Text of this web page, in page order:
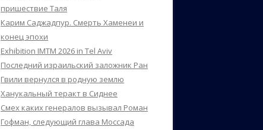
пришествие Таля
Карим Саджадпур. Смерть Хаменеи и
конец эпохи
Exhibition IMTM 2026 in Tel Aviv
Последний израильский заложник Ран
Гвили вернулся в родную землю
Ханукальный теракт в Сиднее
Смех каких генералов вызывал Роман
Гофман, следующий глава Моссада